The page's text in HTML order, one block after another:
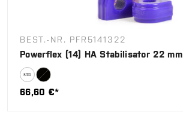
BEST.-NR. PFR5141322
Powerflex (14) HA Stabilisator 22 mm
66,60 €*